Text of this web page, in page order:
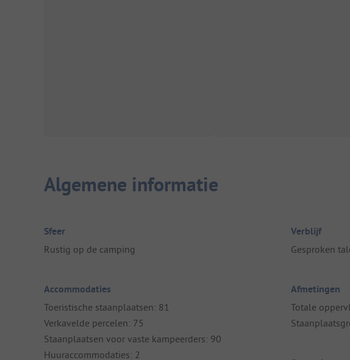
Algemene informatie
Sfeer
Rustig op de camping
Accommodaties
Toeristische staanplaatsen: 81
Verkavelde percelen: 75
Staanplaatsen voor vaste kampeerders: 90
Huuraccommodaties: 2
Verblijf
Gesproken
Afmetingen
Totale